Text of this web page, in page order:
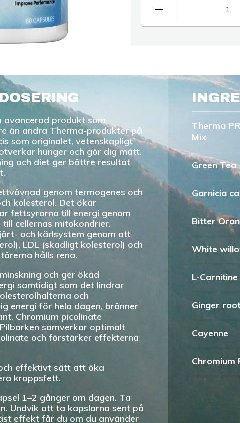
1
avancerad produkt som
än andra Therma-produkter på
som originalet, vetenskapligt
hunger och gör dig mätt.
och diet ger bättre resultat
genom termogenes och
kolesterol. Det ökar
fettsyrorna till energi genom
cellernas mitokondrier.
och kärlsystem genom att
LDL (skadligt kolesterol) och
hålls rena.
och ger ökad
samtidigt som det lindrar
och
energi för hela dagen, bränner
Chromium picolinate
samverkar optimalt
och förstärker effekterna
effektivt sätt att öka
kroppsfett.
1–2 gånger om dagen. Ta
Undvik att ta kapslarna sent på
effekt får du om du använder
Therma
Mix
Green Tea
Garnicia
Bitter
White
L-Carnitine
Ginger root
Cayenne
Chromium